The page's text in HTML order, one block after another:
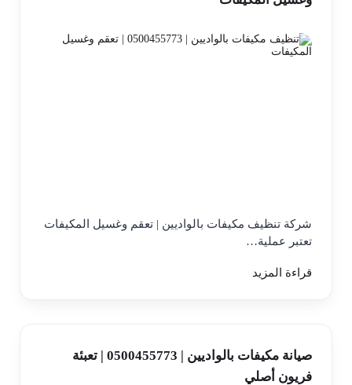
شركة تنظيف مكيفات بالواديين | تعقم وغسيل المكيفات
تعتبر عملية…
قراءة المزيد
صيانة مكيفات بالواديين | 0500455773 | تعبئة
فريون أصلي